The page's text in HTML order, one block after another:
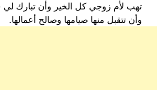
تهب لأم زوجي كل الخير وأن تبارك لي
وأن تتقبل منها صيامها وصالح أعمالها.